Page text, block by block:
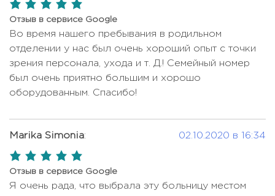
МРТ одного отдела
Обследование опорно-
двигательной системы
Цена по запросу
Онкологический Check-up
Сцинтиграфия
УЗИ сердца 240 USD
ЭКГ
Электромиография (ЭМГ)
Липосакция коленей
Липосакция рук
Липосакция спины Цена по запросу
Липосакция шеи Цена по запросу
Липосакция ягодиц
Медикаментозное лечение
Цена по запросу
Оофорэктомия
Операция при переломе кости Цена по запросу
5,0
rating
Отзыв в сервисе Google
Во время нашего пребывания в родильном
отделении у нас был очень хороший опыт с точки
зрения персонала, ухода и т. Д.! Семейный номер
был очень приятно большим и хорошо
оборудованным. Спасибо!
Marika Simonia: 02.10.2020 в 16:34
5,0
rating
Отзыв в сервисе Google
Я очень рада, что выбрала эту больницу местом